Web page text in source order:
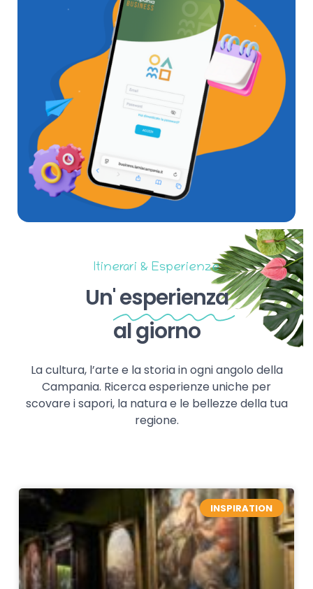
Itinerari & Esperienze
Un'esperienza
al giorno
La cultura, l’arte e la storia in ogni angolo della
Campania. Ricerca esperienze uniche per
scovare i sapori, la natura e le bellezze della tua
regione.
INSPIRATION